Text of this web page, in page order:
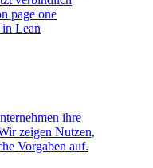
page one
Lean
ihre
zeigen Nutzen,
Vorgaben auf.